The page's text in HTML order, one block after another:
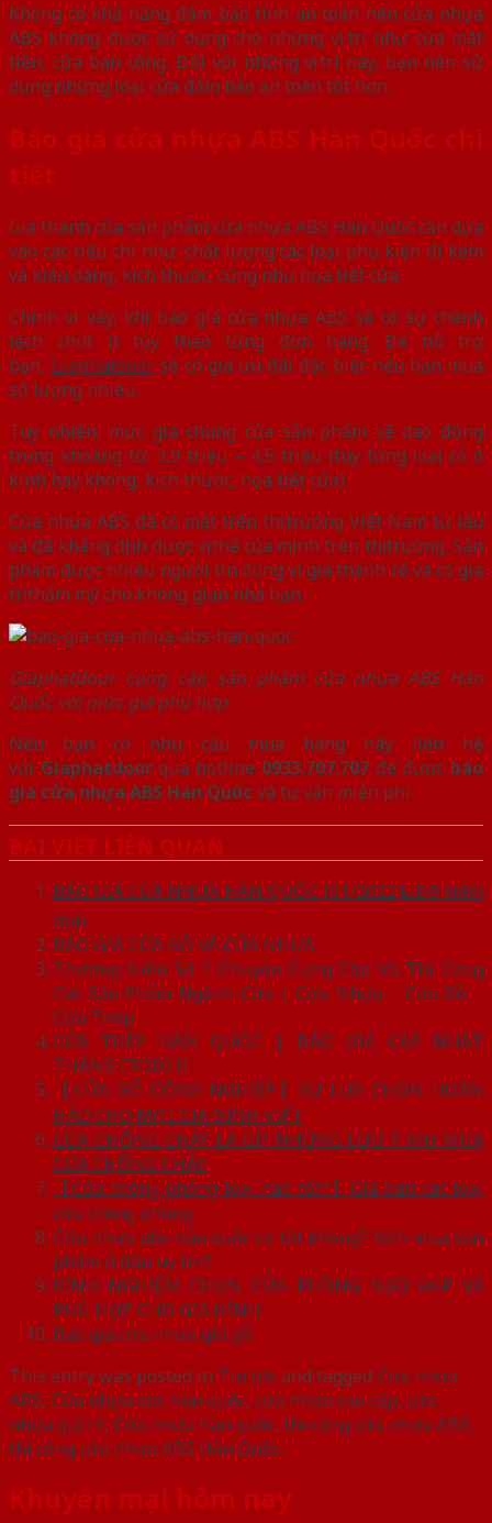
Không có khả năng đảm bảo tính an toàn nên cửa nhựa
ABS không được sử dụng cho những vị trí như cửa mặt
tiền, cửa ban công. Đối với những vị trí này, bạn nên sử
dụng những loại cửa đảm bảo an toàn tốt hơn.
Báo giá cửa nhựa ABS Hàn Quốc chi
tiết
Giá thành của sản phẩm cửa nhựa ABS Hàn Quốc cần dựa
vào các tiêu chí như: chất lượng các loại phụ kiện đi kèm
và kiểu dáng, kích thước, cũng như họa tiết cửa.
Chính vì vậy, khi báo giá cửa nhựa ABS sẽ có sự chênh
lệch chút ít tùy theo từng đơn hàng. Để hỗ trợ
bạn,Giaphatdoor sẽ có giá ưu đãi đặc biệt nếu bạn mua
số lượng nhiều.
Tuy nhiên, mức giá chung của sản phẩm sẽ dao động
trong khoảng từ: 3,9 triệu – 4,5 triệu (tùy từng loại có ô
kính hay không, kích thước, họa tiết cửa).
Cửa nhựa ABS đã có mặt trên thị trường Việt Nam từ lâu
và đã khẳng định được vị thế của mình trên thị trường. Sản
phẩm được nhiều người tin dùng vì giá thành rẻ và có giá
trị thẩm mỹ cho không gian nhà bạn.
Giaphatdoor cung cấp sản phẩm cửa nhựa ABS Hàn
Quốc với mức giá phù hợp
Nếu bạn có nhu cầu mua hàng hãy liên hệ
với Giaphatdoorqua hotline 0933.707.707 để được báo
giá cửa nhựa ABS Hàn Quốc và tư vấn miễn phí.
BÀI VIẾT LIÊN QUAN
BÁO GIÁ CỬA NHỰA HÀN QUỐC [01/2022]☑️Đã kiểm
định
BÁO GIÁ CỬA GỖ VÀ CỬA NHỰA
Thương Hiệu Số 1 Chuyên Cung Cấp Và Thi Công
Các Sản Phẩm Ngành Cửa | Cửa Nhựa – Cửa Gỗ –
Cửa Thép
CỬA THÉP HÀN QUỐC | BÁO GIÁ CẬP NHẬT
THÁNG [7/2021]
【CỬA GỖ CÔNG NGHIỆP】SỰ LỰA CHỌN HOÀN
HẢO CHO MỌI GIA ĐÌNH VIỆT
CỬA CHỐNG CHÁY LÀ GÌ? NHỮNG LƯU Ý KHI MUA
CỬA CHỐNG CHÁY
【Cửa thông phòng loại nào tốt?】Giá bán các loại
cửa thông phòng
Cửa nhựa abs hàn quốc có tốt không? Nên mua sản
phẩm ở đâu uy tín?
KINH NGHIỆM CHỌN CỬA PHÒNG NGỦ ĐẸP VÀ
PHÙ HỢP CHO GIA ĐÌNH
Báo giá cửa nhựa giả gỗ
This entry was posted in Tin tứcand tagged Cửa nhựa
ABS, Cửa nhựa abs hàn quốc, cửa nhựa cao cấp, cửa
nhựa giá rẻ, Cửa nhựa hàn quốc, thi công cửa nhựa ABS,
thi công cửa nhựa ABS Hàn Quốc.
Khuyến mại hôm nay